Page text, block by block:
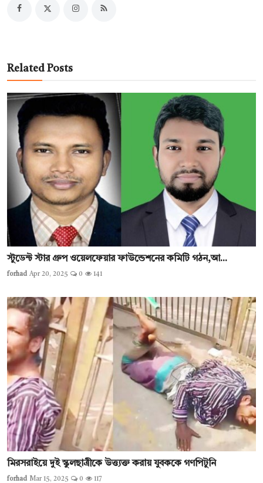
Related Posts
স্টুডেন্ট স্টার গ্রুপ ওয়েলফেয়ার ফাউন্ডেশনের কমিটি গঠন,আ...
forhad Apr 20, 2025 0 141
মিরসরাইয়ে দুই স্কুলছাত্রীকে উত্ত্যক্ত করায় যুবককে গণপিটুনি
forhad Mar 15, 2025 0 117